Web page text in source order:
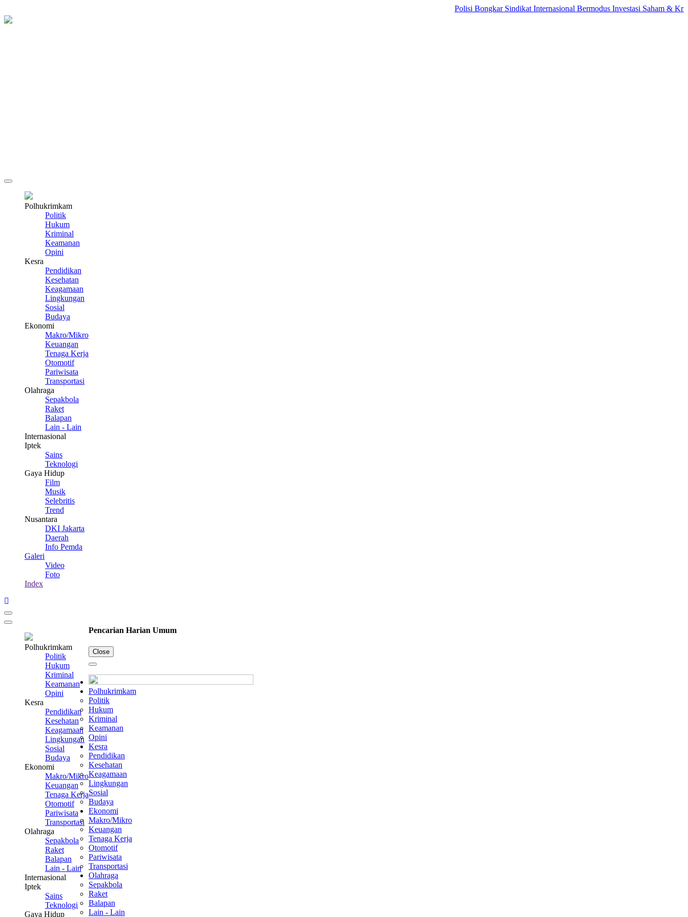
Polisi Bongkar Sindikat Internasional Bermodus Investasi Saham & Kripto
Polhukrimkam
Politik
Hukum
Kriminal
Keamanan
Opini
Kesra
Pendidikan
Kesehatan
Keagamaan
Lingkungan
Sosial
Budaya
Ekonomi
Makro/Mikro
Keuangan
Tenaga Kerja
Otomotif
Pariwisata
Transportasi
Olahraga
Sepakbola
Raket
Balapan
Lain - Lain
Internasional
Iptek
Sains
Teknologi
Gaya Hidup
Film
Musik
Selebritis
Trend
Nusantara
DKI Jakarta
Daerah
Info Pemda
Galeri
Video
Foto
Index
Polhukrimkam
Politik
Hukum
Kriminal
Keamanan
Opini
Kesra
Pendidikan
Kesehatan
Keagamaan
Lingkungan
Sosial
Budaya
Ekonomi
Makro/Mikro
Keuangan
Tenaga Kerja
Otomotif
Pariwisata
Transportasi
Olahraga
Sepakbola
Raket
Balapan
Lain - Lain
Internasional
Iptek
Sains
Teknologi
Gaya Hidup
Pencarian Harian Umum
Close
Polhukrimkam
Politik
Hukum
Kriminal
Keamanan
Opini
Kesra
Pendidikan
Kesehatan
Keagamaan
Lingkungan
Sosial
Budaya
Ekonomi
Makro/Mikro
Keuangan
Tenaga Kerja
Otomotif
Pariwisata
Transportasi
Olahraga
Sepakbola
Raket
Balapan
Lain - Lain